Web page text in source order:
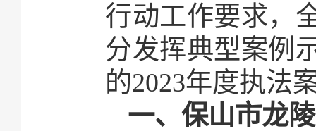
行动工作要求，
分发挥典型案例
的2023年度执法
一、保山市龙